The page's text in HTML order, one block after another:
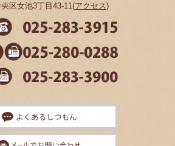
区女池3丁目43-11(アクセス)